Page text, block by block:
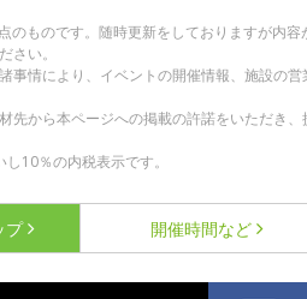
のものです。随時更新をしておりますが内
さい。
事情により、イベントの開催情報、施設の
先から本ページへの掲載の許諾をいただき
10％の内税表示です。
プ 開催時間など